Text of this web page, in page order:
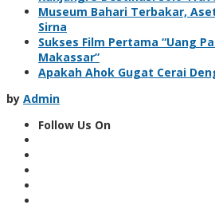
Museum Bahari Terbakar,
Sirna
Sukses Film Pertama “Uang
Makassar”
Apakah Ahok Gugat Cerai
by Admin
Follow Us On